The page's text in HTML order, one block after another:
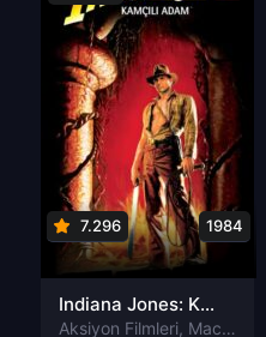
7.296 1984
Indiana Jones: Kamçılı Adam Türkçe Dublaj izle
Aksiyon Filmleri, Macera Filmleri